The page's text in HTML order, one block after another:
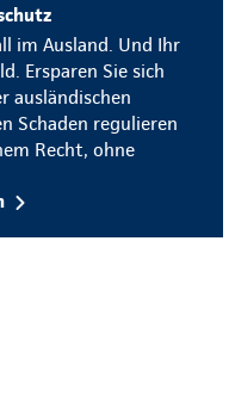
im Ausland. Und Ihr
Ersparen Sie sich
ausländischen
Schaden regulieren
Recht, ohne